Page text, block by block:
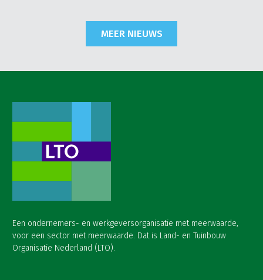
MEER NIEUWS
Een ondernemers- en werkgeversorganisatie met meerwaarde,
voor een sector met meerwaarde. Dat is Land- en Tuinbouw
Organisatie Nederland (LTO).